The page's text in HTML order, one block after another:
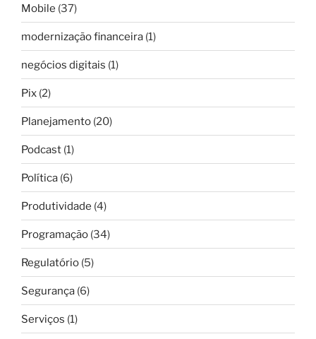
Mobile (37)
modernização financeira (1)
negócios digitais (1)
Pix (2)
Planejamento (20)
Podcast (1)
Política (6)
Produtividade (4)
Programação (34)
Regulatório (5)
Segurança (6)
Serviços (1)